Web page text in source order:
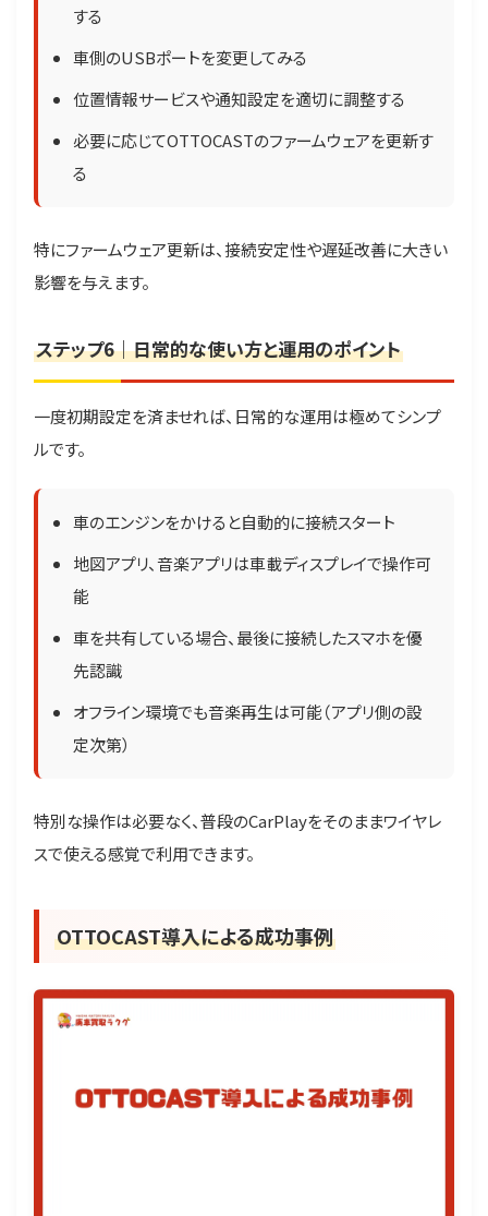
する
車側のUSBポートを変更してみる
位置情報サービスや通知設定を適切に調整する
必要に応じてOTTOCASTのファームウェアを更新す
る
特にファームウェア更新は、接続安定性や遅延改善に大きい
影響を与えます。
ステップ6｜日常的な使い方と運用のポイント
一度初期設定を済ませれば、日常的な運用は極めてシンプ
ルです。
車のエンジンをかけると自動的に接続スタート
地図アプリ、音楽アプリは車載ディスプレイで操作可
能
車を共有している場合、最後に接続したスマホを優
先認識
オフライン環境でも音楽再生は可能（アプリ側の設
定次第）
特別な操作は必要なく、普段のCarPlayをそのままワイヤレ
スで使える感覚で利用できます。
OTTOCAST導入による成功事例